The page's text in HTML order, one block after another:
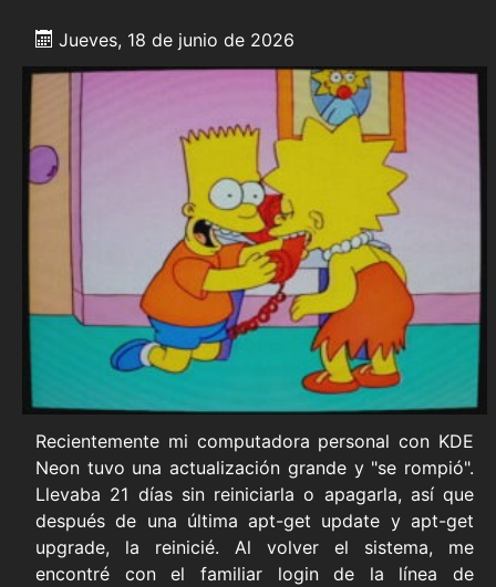
Jueves, 18 de junio de 2026
Recientemente mi computadora personal con KDE
Neon tuvo una actualización grande y "se rompió".
Llevaba 21 días sin reiniciarla o apagarla, así que
después de una última apt-get update y apt-get
upgrade, la reinicié. Al volver el sistema, me
encontré con el familiar login de la línea de